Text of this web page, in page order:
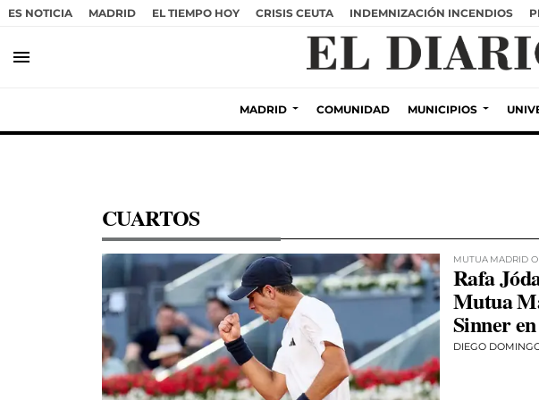
ES NOTICIA MADRID EL TIEMPO HOY CRISIS CEUTA INDEMNIZACIÓN INCENDIOS
menu
MADRID COMUNIDAD MUNICIPIOS
CUARTOS
MUTUA MADRID
Rafa
Mutua
Sinner
DIEGO